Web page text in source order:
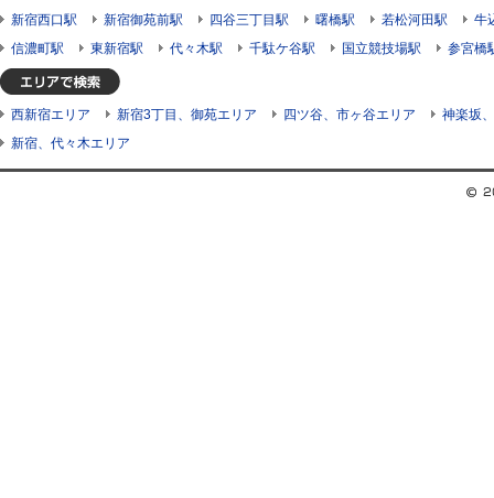
新宿西口駅
新宿御苑前駅 四谷三丁目駅 曙橋駅 若松河田駅
牛
信濃町駅
東新宿駅 代々木駅 千駄ケ谷駅 国立競技場駅 参宮橋
西新宿エリア 新宿3丁目、御苑エリア 四ツ谷、市ヶ谷エリア
神楽坂
新宿、代々木エリア